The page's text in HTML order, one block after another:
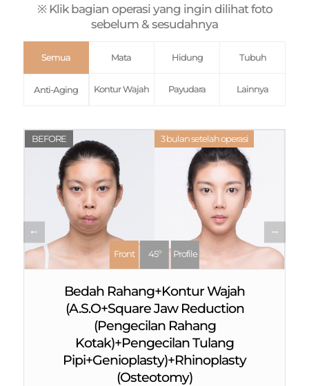
※ Klik bagian operasi yang ingin dilihat foto
sebelum & sesudahnya
Semua Mata Hidung Tubuh
Anti-Aging Kontur Wajah Payudara Lainnya
BEFORE 3 bulan setelah operasi
Front 45º Profile
Bedah Rahang+Kontur Wajah
(A.S.O+Square Jaw Reduction
(Pengecilan Rahang
Kotak)+Pengecilan Tulang
Pipi+Genioplasty)+Rhinoplasty
(Osteotomy)